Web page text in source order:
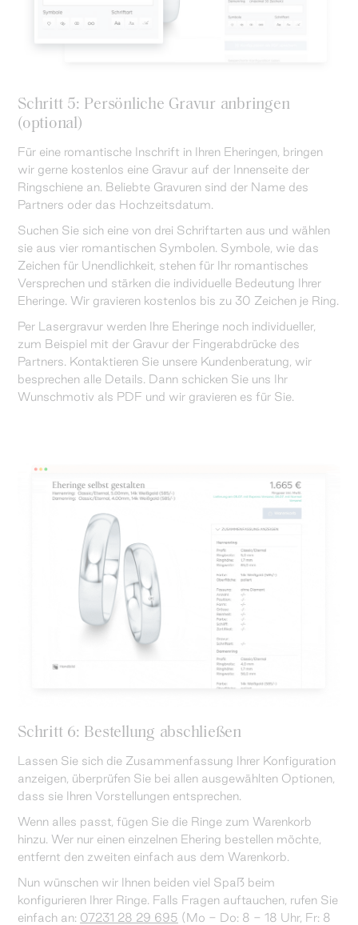
Schritt 5: Persönliche Gravur anbringen
(optional)
Für eine romantische Inschrift in Ihren Eheringen, bringen
wir gerne kostenlos eine Gravur auf der Innenseite der
Ringschiene an. Beliebte Gravuren sind der Name des
Partners oder das Hochzeitsdatum.
Suchen Sie sich eine von drei Schriftarten aus und wählen
sie aus vier romantischen Symbolen. Symbole, wie das
Zeichen für Unendlichkeit, stehen für Ihr romantisches
Versprechen und stärken die individuelle Bedeutung Ihrer
Eheringe. Wir gravieren kostenlos bis zu 30 Zeichen je Ring.
Per Lasergravur werden Ihre Eheringe noch individueller,
zum Beispiel mit der Gravur der Fingerabdrücke des
Partners. Kontaktieren Sie unsere Kundenberatung, wir
besprechen alle Details. Dann schicken Sie uns Ihr
Wunschmotiv als PDF und wir gravieren es für Sie.
Schritt 6: Bestellung abschließen
Lassen Sie sich die Zusammenfassung Ihrer Konfiguration
anzeigen, überprüfen Sie bei allen ausgewählten Optionen,
dass sie Ihren Vorstellungen entsprechen.
Wenn alles passt, fügen Sie die Ringe zum Warenkorb
hinzu. Wer nur einen einzelnen Ehering bestellen möchte,
entfernt den zweiten einfach aus dem Warenkorb.
Nun wünschen wir Ihnen beiden viel Spaß beim
konfigurieren Ihrer Ringe. Falls Fragen auftauchen, rufen Sie
einfach an: 07231 28 29 695 (Mo - Do: 8 - 18 Uhr, Fr: 8